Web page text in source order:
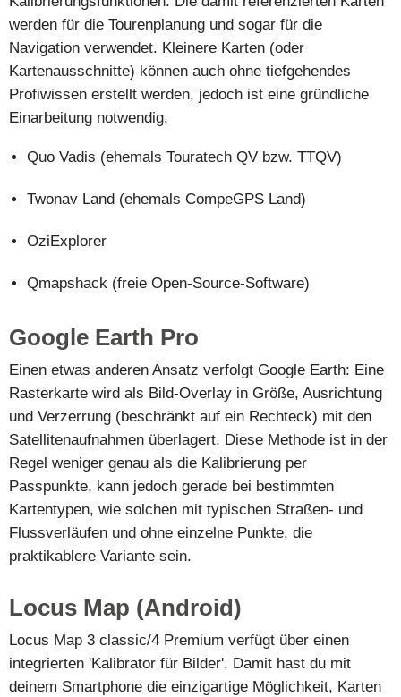
werden für die Tourenplanung und sogar für die
Navigation verwendet. Kleinere Karten (oder
Kartenausschnitte) können auch ohne tiefgehendes
Profiwissen erstellt werden, jedoch ist eine gründliche
Einarbeitung notwendig.
Quo Vadis (ehemals Touratech QV bzw. TTQV)
Twonav Land (ehemals CompeGPS Land)
OziExplorer
Qmapshack (freie Open-Source-Software)
Google Earth Pro
Einen etwas anderen Ansatz verfolgt Google Earth: Eine
Rasterkarte wird als Bild-Overlay in Größe, Ausrichtung
und Verzerrung (beschränkt auf ein Rechteck) mit den
Satellitenaufnahmen überlagert. Diese Methode ist in der
Regel weniger genau als die Kalibrierung per
Passpunkte, kann jedoch gerade bei bestimmten
Kartentypen, wie solchen mit typischen Straßen- und
Flussverläufen und ohne einzelne Punkte, die
praktikablere Variante sein.
Locus Map (Android)
Locus Map 3 classic/4 Premium verfügt über einen
integrierten 'Kalibrator für Bilder'. Damit hast du mit
deinem Smartphone die einzigartige Möglichkeit, Karten